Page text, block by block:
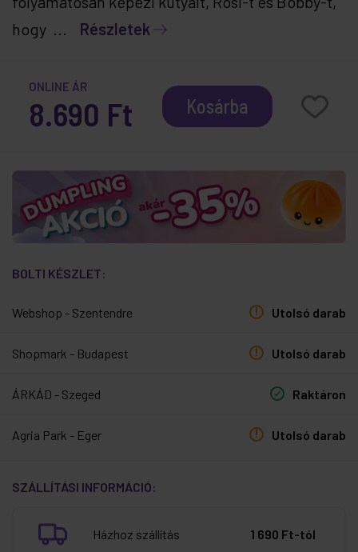
hogy ... Részletek
ONLINE ÁR
8.690 Ft Kosárba
BOLTI KÉSZLET:
Webshop - Szentendre Utolsó darab
Shopmark - Budapest Utolsó darab
ÁRKÁD - Szeged Raktáron
Agria Park - Eger Utolsó darab
SZÁLLÍTÁSI INFORMÁCIÓ:
Házhoz szállítás 1 690 Ft-tól